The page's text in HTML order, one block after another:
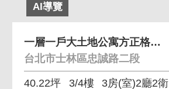
AI導覽
一層一戶大土地公寓方正格局雙廁皆有開窗室內採光好
台北市士林區忠誠路二段
40.22坪 3/4樓 3房(室)2廳2衛